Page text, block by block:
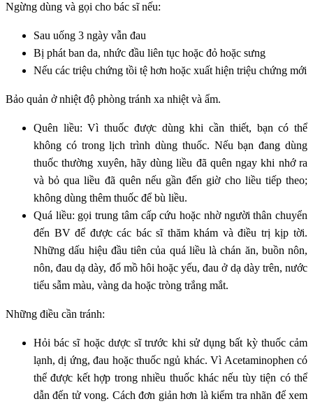
Ngừng dùng và gọi cho bác sĩ nếu:
Sau uống 3 ngày vẫn đau
Bị phát ban da, nhức đầu liên tục hoặc đỏ hoặc sưng
Nếu các triệu chứng tồi tệ hơn hoặc xuất hiện triệu chứng mới
Bảo quản ở nhiệt độ phòng tránh xa nhiệt và ẩm.
Quên liều: Vì thuốc được dùng khi cần thiết, bạn có thể
không có trong lịch trình dùng thuốc. Nếu bạn đang dùng
thuốc thường xuyên, hãy dùng liều đã quên ngay khi nhớ ra
và bỏ qua liều đã quên nếu gần đến giờ cho liều tiếp theo;
không dùng thêm thuốc để bù liều.
Quá liều: gọi trung tâm cấp cứu hoặc nhờ người thân chuyển
đến BV để được các bác sĩ thăm khám và điều trị kịp tời.
Những dấu hiệu đầu tiên của quá liều là chán ăn, buồn nôn,
nôn, đau dạ dày, đổ mồ hôi hoặc yếu, đau ở dạ dày trên, nước
tiểu sẫm màu, vàng da hoặc tròng trắng mắt.
Những điều cần tránh:
Hỏi bác sĩ hoặc dược sĩ trước khi sử dụng bất kỳ thuốc cảm
lạnh, dị ứng, đau hoặc thuốc ngủ khác. Vì Acetaminophen có
thể được kết hợp trong nhiều thuốc khác nếu tùy tiện có thể
dẫn đến tử vong. Cách đơn giản hơn là kiểm tra nhãn để xem